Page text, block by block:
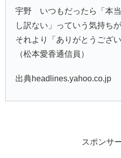
宇野 いつもだったら「本
し訳ない」っていう気持ち
それより「ありがとうござ
（松本愛香通信員）
出典headlines.yahoo.co.jp
スポンサ